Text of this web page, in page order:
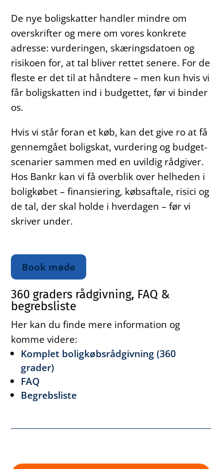
De nye boligskatter handler mindre om
overskrifter og mere om vores konkrete
adresse: vurderingen, skæringsdatoen og
risikoen for, at tal bliver rettet senere. For de
fleste er det til at håndtere – men kun hvis vi
får boligskatten ind i budgettet, før vi binder
os.
Hvis vi står foran et køb, kan det give ro at få
gennemgået boligskat, vurdering og budget-
scenarier sammen med en uvildig rådgiver.
Hos Bankr kan vi få overblik over helheden i
boligkøbet – finansiering, købsaftale, risici og
de tal, der skal holde i hverdagen – før vi
skriver under.
Book møde
360 graders rådgivning, FAQ &
begrebsliste
Her kan du finde mere information og
komme videre:
Komplet boligkøbsrådgivning (360
grader)
FAQ
Begrebsliste